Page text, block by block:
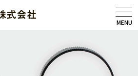
MENU